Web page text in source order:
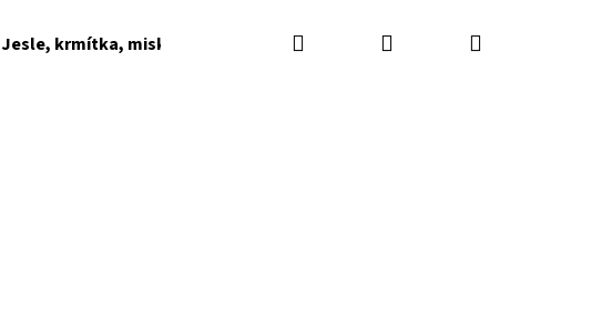
Jesle, krmítka, misky, napaječky, podkladky Dárkové poukazy
Hledat PřihlášeníNákupní